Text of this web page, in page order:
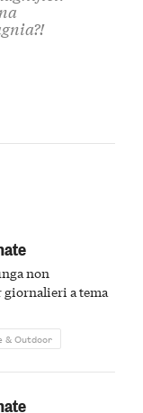
non
giornalieri a tema
& Outdoor